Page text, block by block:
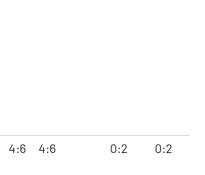
4:6 4:6 0:2 0:2